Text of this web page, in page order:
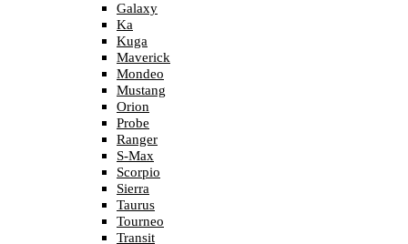
Galaxy
Ka
Kuga
Maverick
Mondeo
Mustang
Orion
Probe
Ranger
S-Max
Scorpio
Sierra
Taurus
Tourneo
Transit